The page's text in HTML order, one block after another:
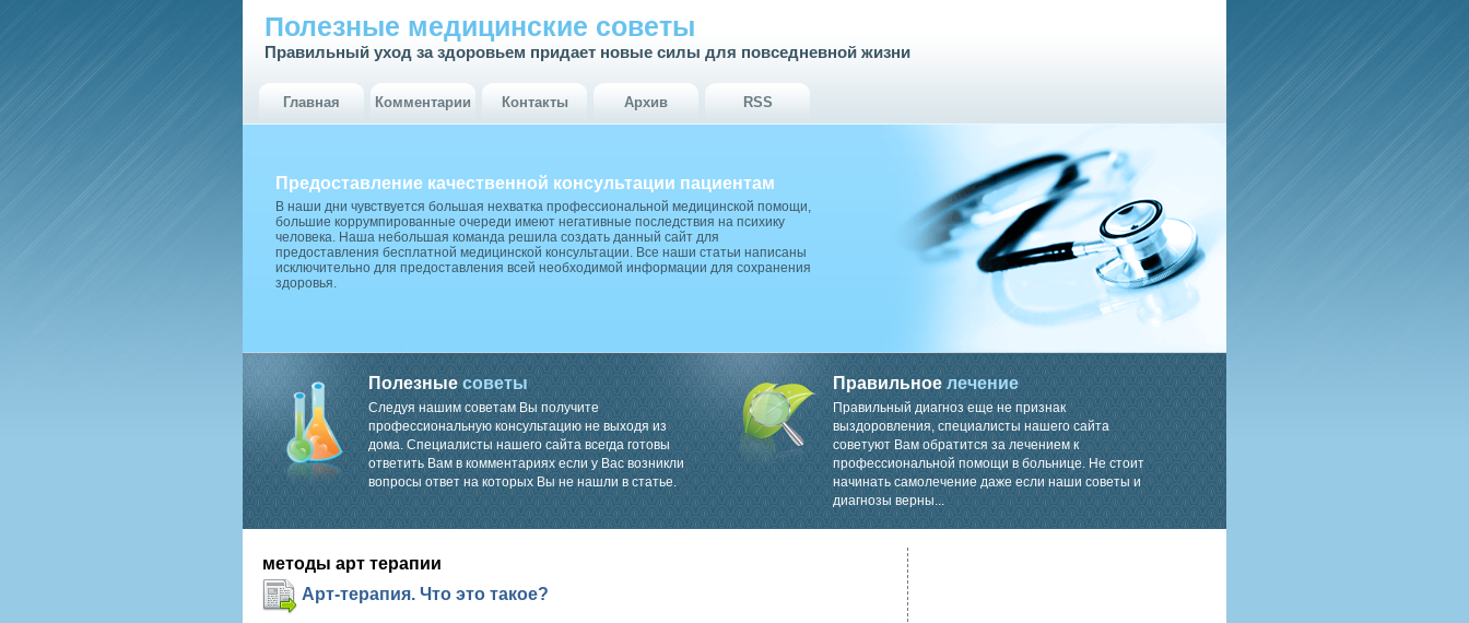
Полезные медицинские советы
Правильный уход за здоровьем придает новые силы для повседневной жизни
Главная Комментарии Контакты Архив RSS
Предоставление качественной консультации пациентам
В наши дни чувствуется большая нехватка профессиональной медицинской помощи,
большие коррумпированные очереди имеют негативные последствия на психику
человека. Наша небольшая команда решила создать данный сайт для
предоставления бесплатной медицинской консультации. Все наши статьи написаны
исключительно для предоставления всей необходимой информации для сохранения
здоровья.
Полезныесоветы
Следуя нашим советам Вы получите
профессиональную консультацию не выходя из
дома. Специалисты нашего сайта всегда готовы
ответить Вам в комментариях если у Вас возникли
вопросы ответ на которых Вы не нашли в статье.
Правильное лечение
Правильный диагноз еще не признак
выздоровления, специалисты нашего сайта
советуют Вам обратится за лечением к
профессиональной помощи в больнице. Не стоит
начинать самолечение даже если наши советы и
диагнозы верны...
методы арт терапии
Арт-терапия. Что это такое?